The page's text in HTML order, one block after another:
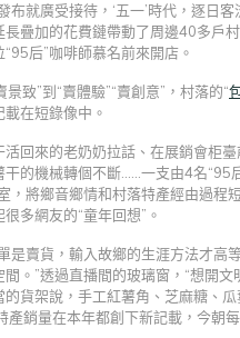
布就廣受接待，‘五一’時代，逐日
長疊加的花費鏈帶動了周邊40多戶
后”咖啡師慕名前來開店。
景致”到“賣體驗”“賣創意”，村落的“
在短錄像中。
回來的老奶奶拉話、在展銷會柜臺
干的機械轉個不斷……一支由4名“95
，將鄉音鄉情和村落特產經由過程
多網友的“童年回想”。
是賣貨，輸入故鄉的生涯方法才高
。”透過直播間的玻璃窗，“想開文
的貨架說，手工紅薯角、芝麻糖、
產銷量在本年都創下新記載，今朝